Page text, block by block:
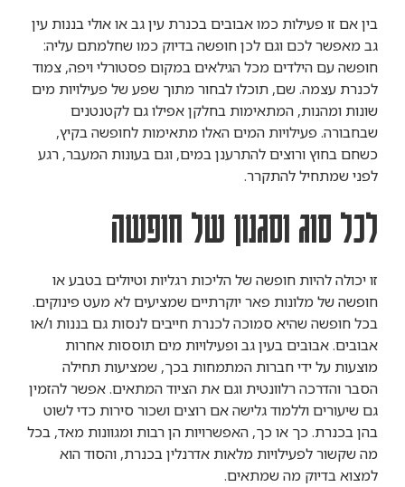
בין אם זו פעילות כמו אבובים בכנרת עין גב או אולי בננות עין
גב מאפשר לכם וגם לכן חופשה בדיוק כמו שחלמתם עליה:
חופשה עם הילדים מכל הגילאים במקום פסטורלי ויפה, צמוד
לכנרת עצמה. שם, תוכלו לבחור מתוך שפע של פעילויות מים
שונות ומהנות, המתאימות בחלקן אפילו גם לקטנטנים
שבחבורה. פעילויות המים האלו מתאימות לחופשה בקיץ,
כשחם בחוץ ורוצים להתרענן במים, וגם בעונות המעבר, רגע
לפני שמתחיל להתקרר.
לכל סוג וסגנון של חופשה
זו יכולה להיות חופשה של הליכות רגליות וטיולים בטבע או
חופשה של מלונות פאר יוקרתיים שמציעים לא מעט פינוקים.
בכל חופשה שהיא סמוכה לכנרת חייבים לנסות גם בננות ו/או
אבובים. אבובים בעין גב ופעילויות מים תוססות אחרות
מוצעות על ידי חברות המתמחות בכך, שמציעות תחילה
הסבר והדרכה רלוונטית וגם את הציוד המתאים. אפשר להזמין
גם שיעורים וללמוד גלישה אם רוצים ושכור סירות כדי לשוט
בהן בכנרת. כך או כך, האפשרויות הן רבות ומגוונות מאד, בכל
מה שקשור לפעילויות מלאות אדרנלין בכנרת, והסוד הוא
למצוא בדיוק מה שמתאים.